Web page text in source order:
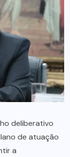
deliberativo
de atuação
a